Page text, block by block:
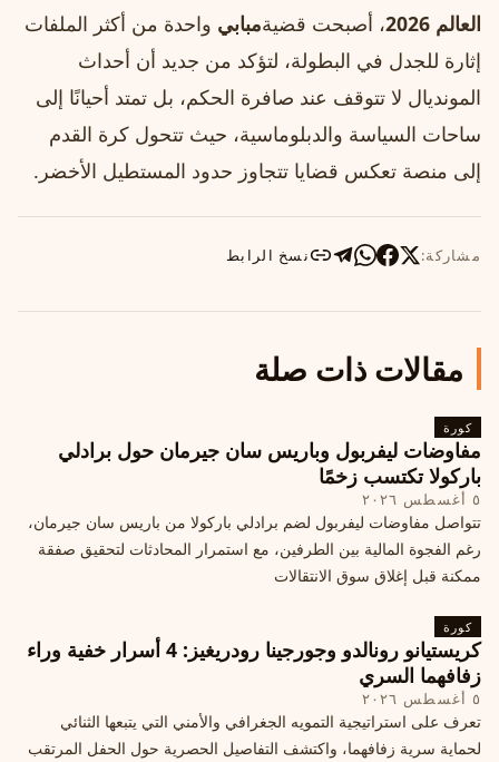
العالم 2026 ، أصبحت قضيةمبابي واحدة من أكثر الملفات
إثارة للجدل في البطولة، لتؤكد من جديد أن أحداث
المونديال لا تتوقف عند صافرة الحكم، بل تمتد أحيانًا إلى
ساحات السياسة والدبلوماسية، حيث تتحول كرة القدم
إلى منصة تعكس قضايا تتجاوز حدود المستطيل الأخضر.
مشاركة: نسخ الرابط
مقالات ذات صلة
كورة
مفاوضات ليفربول وباريس سان جيرمان حول برادلي
باركولا تكتسب زخمًا
٥ أغسطس ٢٠٢٦
تتواصل مفاوضات ليفربول لضم برادلي باركولا من باريس سان جيرمان،
رغم الفجوة المالية بين الطرفين، مع استمرار المحادثات لتحقيق صفقة
ممكنة قبل إغلاق سوق الانتقالات
كورة
كريستيانو رونالدو وجورجينا رودريغيز: 4 أسرار خفية وراء
زفافهما السري
٥ أغسطس ٢٠٢٦
تعرف على استراتيجية التمويه الجغرافي والأمني التي يتبعها الثنائي
لحماية سرية زفافهما، واكتشف التفاصيل الحصرية حول الحفل المرتقب